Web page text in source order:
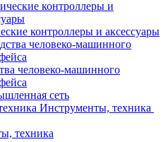
контроллеры и аксессуары
человеко-машинного
сеть
Инструменты, техника
техника